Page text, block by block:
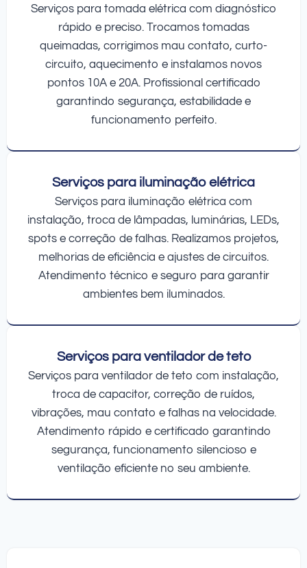
Serviços para tomada elétrica com diagnóstico
rápido e preciso. Trocamos tomadas
queimadas, corrigimos mau contato, curto-
circuito, aquecimento e instalamos novos
pontos 10A e 20A. Profissional certificado
garantindo segurança, estabilidade e
funcionamento perfeito.
Serviços para iluminação elétrica
Serviços para iluminação elétrica com
instalação, troca de lâmpadas, luminárias, LEDs,
spots e correção de falhas. Realizamos projetos,
melhorias de eficiência e ajustes de circuitos.
Atendimento técnico e seguro para garantir
ambientes bem iluminados.
Serviços para ventilador de teto
Serviços para ventilador de teto com instalação,
troca de capacitor, correção de ruídos,
vibrações, mau contato e falhas na velocidade.
Atendimento rápido e certificado garantindo
segurança, funcionamento silencioso e
ventilação eficiente no seu ambiente.